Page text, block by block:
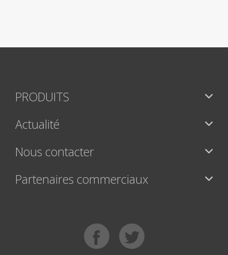
PRODUITS
Actualité
Nous contacter
Partenaires commerciaux